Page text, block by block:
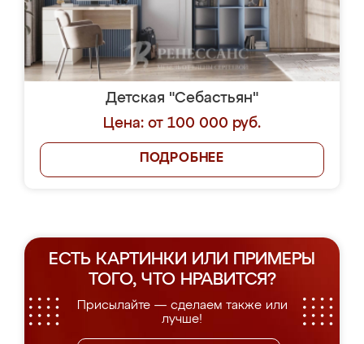
Детская "Себастьян"
Цена: от 100 000 руб.
ПОДРОБНЕЕ
ЕСТЬ КАРТИНКИ ИЛИ ПРИМЕРЫ
ТОГО, ЧТО НРАВИТСЯ?
Присылайте — сделаем также или
лучше!